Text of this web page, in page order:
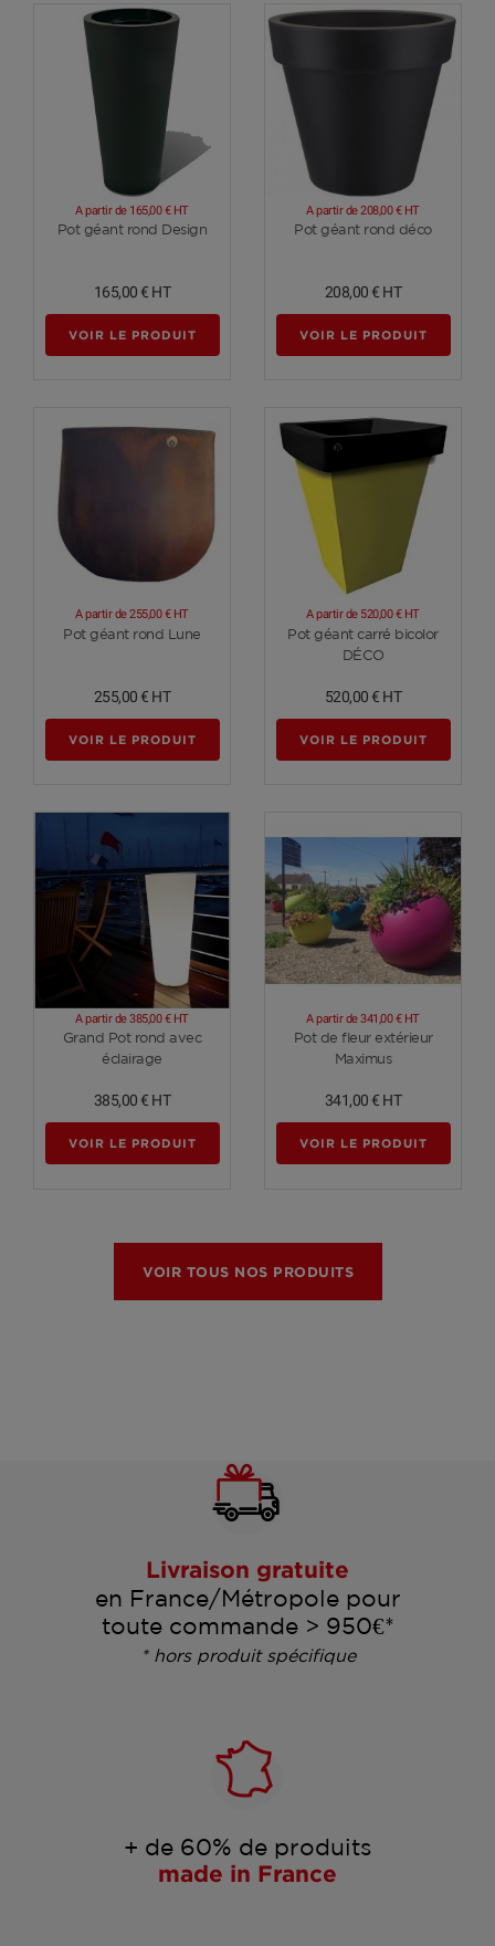
Voir plus
Pot géant rond Design
A partir de 165,00 € HT
165,00 € HT
VOIR LE PRODUIT
Voir plus
Pot géant rond déco
A partir de208,00 € HT
208,00 € HT
VOIR LE PRODUIT
Voir plus
Pot géant rond Lune
A partir de255,00 € HT
255,00 € HT
VOIR LE PRODUIT
Voir plus
Pot géant carré bicolor
DÉCO
A partir de 520,00 € HT
520,00 € HT
VOIR LE PRODUIT
Voir plus
Grand Pot rond avec
éclairage
A partir de385,00 € HT
385,00 € HT
VOIR LE PRODUIT
Voir plus
Pot de fleur extérieur
Maximus
A partir de341,00 € HT
341,00 € HT
VOIR LE PRODUIT
VOIR TOUS NOS PRODUITS
Livraison gratuite
en France/Métropole pour
toute commande > 950€*
* hors produit spécifique
+ de 60% de produits
made in France